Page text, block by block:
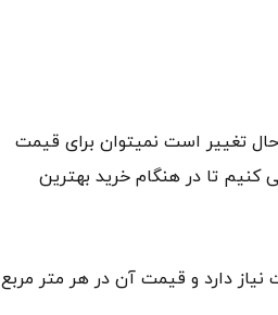
تغییر است نمیتوان برای قیمت
تا در هنگام خرید بهترین
دارد و قیمت آن در هر متر مربع